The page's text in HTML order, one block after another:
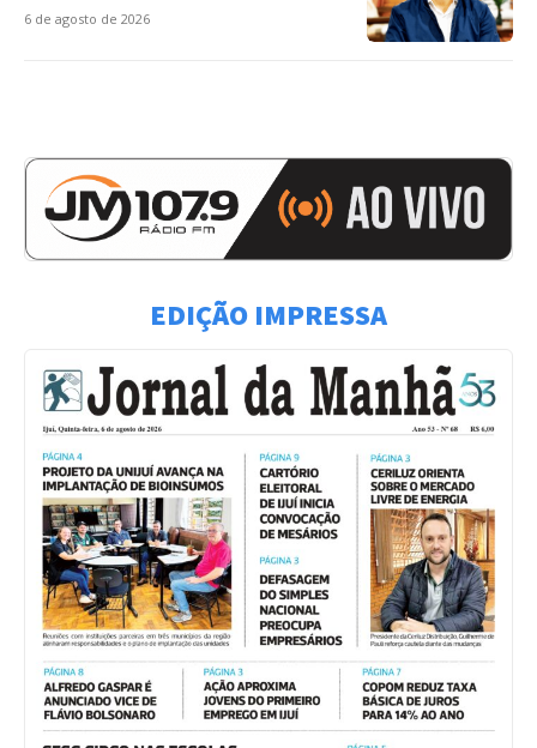
6 de agosto de 2026
EDIÇÃO IMPRESSA